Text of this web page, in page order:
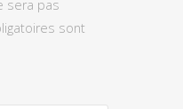
sera pas
sont